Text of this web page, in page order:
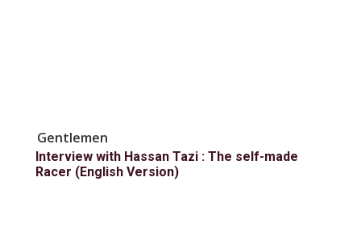
Gentlemen
Interview with Hassan Tazi : The self-made
Racer (English Version)